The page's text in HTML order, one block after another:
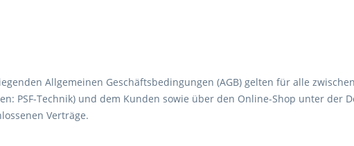
Allgemeinen Geschäftsbedingungen (AGB) gelten für alle
PSF-Technik) und dem Kunden sowie über den Online-Shop unter der
Verträge.